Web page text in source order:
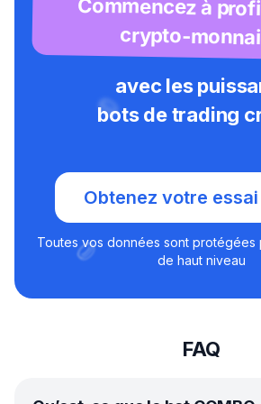
Commencez à
crypto-
avec les
bots de trading
Obtenez votre
Toutes vos données sont protégées
de haut niveau
FAQ